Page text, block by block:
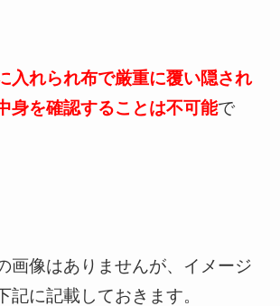
入れられ布で厳重に覆い隠され
身を確認することは不可能で
画像はありませんが、イメージ
記に記載しておきます。